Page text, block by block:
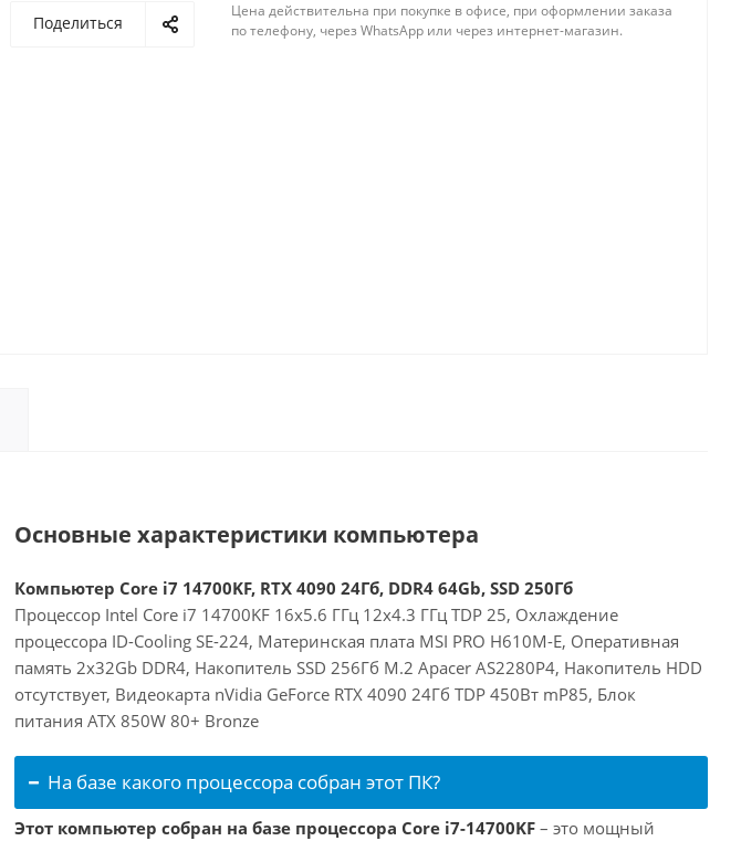
Поделиться
Цена действительна при покупке в офисе, при оформлении заказа
по телефону, через WhatsApp или через интернет-магазин.
Основные характеристики компьютера
Компьютер Core i7 14700KF, RTX 4090 24Гб, DDR4 64Gb, SSD 250Гб
Процессор Intel Core i7 14700KF 16x5.6 ГГц 12x4.3 ГГц TDP 25, Охлаждение
процессора ID-Cooling SE-224, Материнская плата MSI PRO H610M-E, Оперативная
память 2x32Gb DDR4, Накопитель SSD 256Гб M.2 Apacer AS2280P4, Накопитель HDD
отсутствует, Видеокарта nVidia GeForce RTX 4090 24Гб TDP 450Вт mP85, Блок
питания ATX 850W 80+ Bronze
На базе какого процессора собран этот ПК?
Этот компьютер собран на базе процессора Core i7-14700KF – это мощный